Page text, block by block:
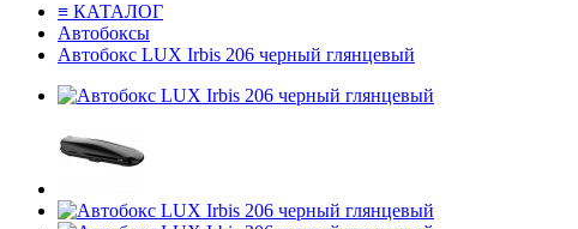
≡ КАТАЛОГ
Автобоксы
Автобокс LUX Irbis 206 черный глянцевый